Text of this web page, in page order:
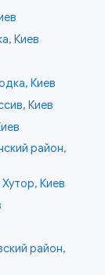
Киев
Киев
Киев
район,
Киев
район,